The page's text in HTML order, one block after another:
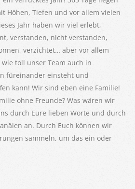
Höhen, Tiefen und vor allem vielen
Jahr haben wir viel erlebt,
verstanden, nicht verstanden,
verzichtet… aber vor allem
toll unser Team auch in
füreinander einsteht und
kann! Wir sind eben eine Familie!
ohne Freunde? Was wären wir
durch Eure lieben Worte und durch
an. Durch Euch können wir
sammeln, um das ein oder